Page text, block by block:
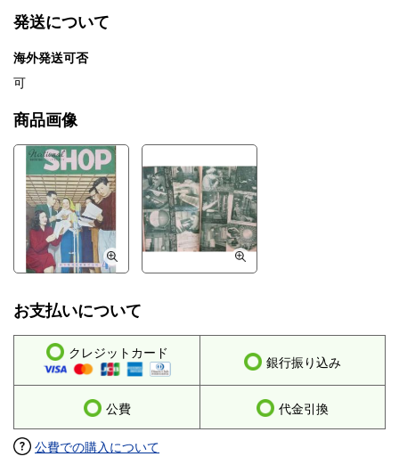
発送について
海外発送可否
可
商品画像
お支払いについて
クレジットカード
銀行振り込み
公費 代金引換
公費での購入について